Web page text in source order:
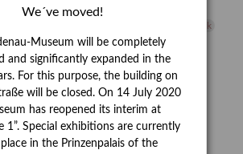
Kunstvermittlung
Lehmbruck
Marstall Messeakademie
Museumsnacht
Napoleon Natur
Neue Remise
Klee Peter Schnürpel Phelloplastik
Pohlhof
Rudi Lesser Ruth Wolf-Rehfeld
Samstagszeichner Skulptur
Sonderausstellung
We´ve moved!
Museum will be completely
and significantly expanded in the
For this purpose, the building on
will be closed. On 14 July 2020
has reopened its interim at
1”. Special exhibitions are currently
in the Prinzenpalais of the